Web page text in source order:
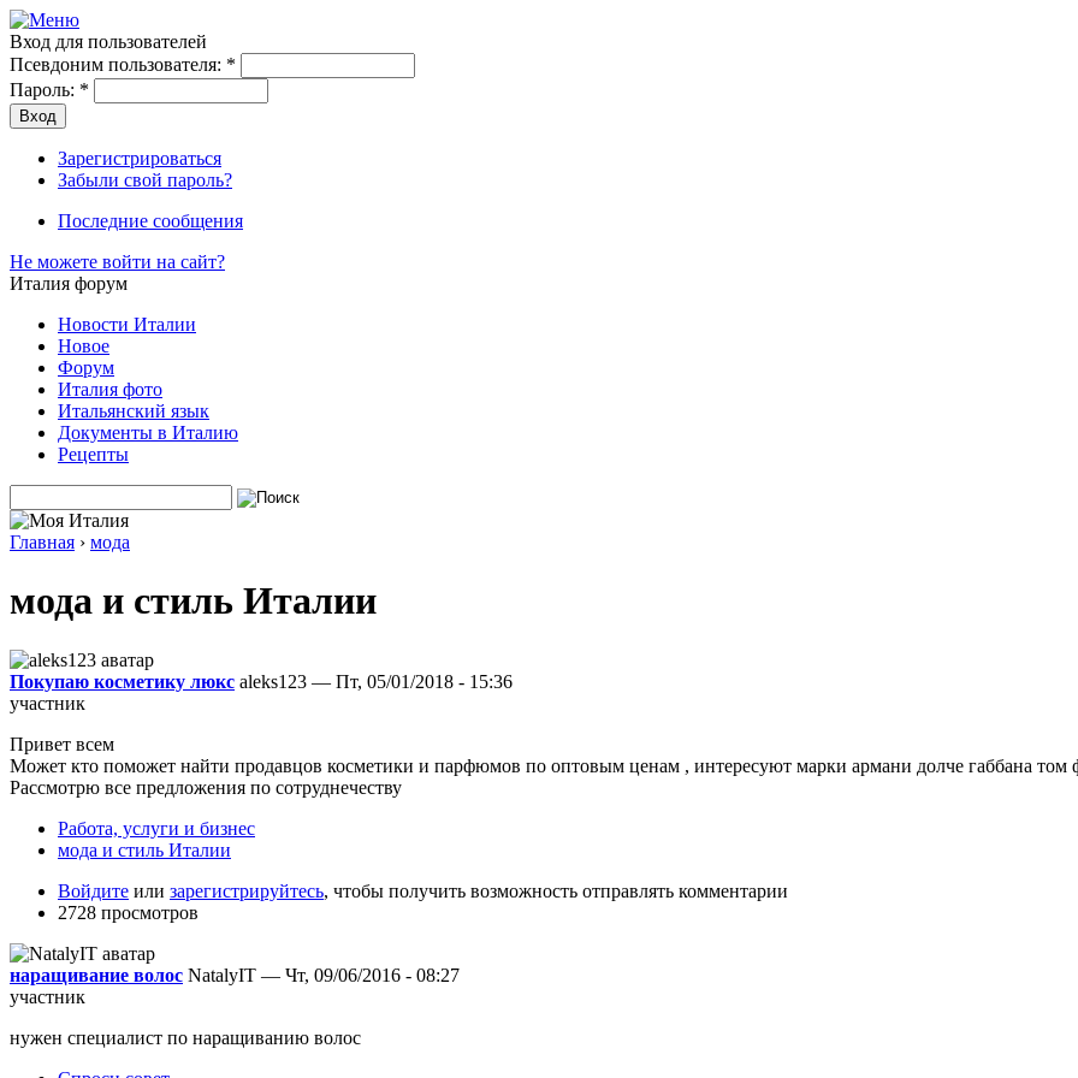
Вход для пользователей
Псевдоним пользователя: *
Пароль: *
Зарегистрироваться
Забыли свой пароль?
Последние сообщения
Не можете войти на сайт?
Италия форум
Новости Италии
Новое
Форум
Италия фото
Итальянский язык
Документы в Италию
Рецепты
Главная › мода
мода и стиль Италии
Покупаю косметику люкс aleks123 — Пт, 05/01/2018 - 15:36
участник
Привет всем
Может кто поможет найти продавцов косметики и парфюмов по оптовым ценам , интересуют марки армани долче габбана том
Рассмотрю все предложения по сотруднечеству
Работа, услуги и бизнес
мода и стиль Италии
Войдите или зарегистрируйтесь, чтобы получить возможность отправлять комментарии
2728 просмотров
наращивание волос NatalyIT — Чт, 09/06/2016 - 08:27
участник
нужен специалист по наращиванию волос